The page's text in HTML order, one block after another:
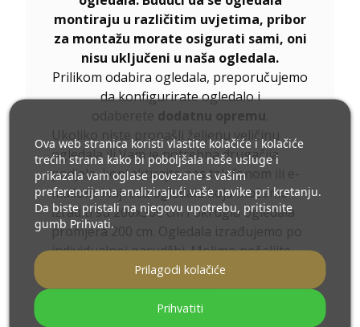
montiraju u različitim uvjetima, pribor
za montažu morate osigurati sami, oni
nisu uključeni u naša ogledala.
Prilikom odabira ogledala, preporučujemo
da konfigurirate ogledalo i
Ukoliko niste pronašli željenu veličinu
ogledala ili Vam je potrebna drugačija
podjela, kontaktirajte nas telefonom ili e-
mailom. Najveća ogledala koja možemo
izraditi su 200x300 cm i okrugla ogledala
promjera 200 cm. Ogledala izrađujemo po
individualnoj narudžbi. Molimo pošaljite
svoj upit zajedno s projektom na e-
mailogledala@alfaram.hr
DOSTAVA JE GARANTIRANA
Ova web stranica koristi vlastite kolačiće i kolačiće
trećih strana kako bi poboljšala naše usluge i
prikazala vam oglase povezane s vašim
preferencijama analizirajući vaše navike pri kretanju.
Da biste pristali na njegovu upotrebu, pritisnite
gumb Prihvati.
Prilagodi kolačiće
Prihvatiti